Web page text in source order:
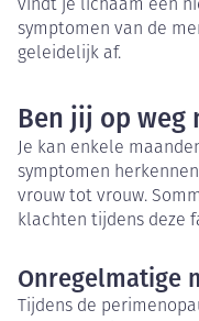
vindt je lichaam een
symptomen van de
geleidelijk af.
Ben jij op weg
Je kan enkele
symptomen
vrouw tot vrouw.
klachten tijdens deze
Onregelmatige
Tijdens de